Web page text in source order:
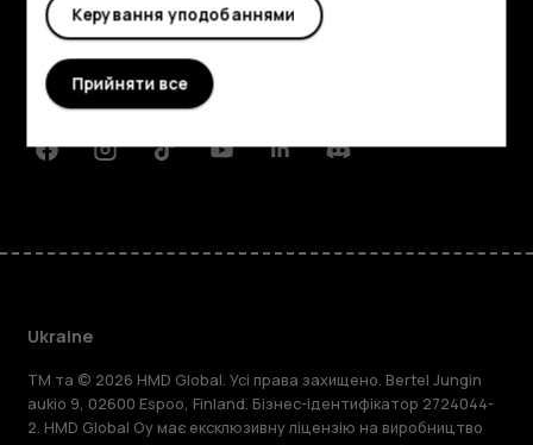
Детальніше
Planet and people
Підтримка
FacebookInstagramTiktokYoutubeLinkedinDiscord
Ukraine
TM та © 2026 HMD Global. Усі права захищено. Bertel Jungin
aukio 9, 02600 Espoo, Finland. Бізнес-ідентифікатор 2724044-
2. HMD Global Oy має ексклюзивну ліцензію на виробництво
Керування уподобаннями
Прийняти все